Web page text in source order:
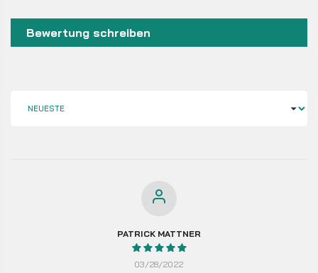
Bewertung schreiben
SORT BY
03/28/2022
PATRICK MATTNER